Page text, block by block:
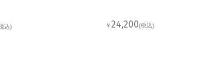
込) ￥24,200(税込)